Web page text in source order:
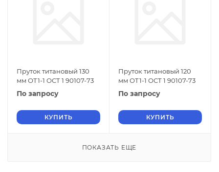
Пруток титановый 130
мм ОТ1-1 ОСТ 1 90107-73
По запросу
КУПИТЬ
Пруток титановый 120
мм ОТ1-1 ОСТ 1 90107-73
По запросу
КУПИТЬ
ПОКАЗАТЬ ЕЩЕ